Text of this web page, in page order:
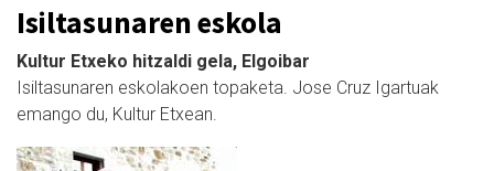
Isiltasunaren eskola
Kultur Etxeko hitzaldi gela, Elgoibar
Isiltasunaren eskolakoen topaketa. Jose Cruz Igartuak
emango du, Kultur Etxean.